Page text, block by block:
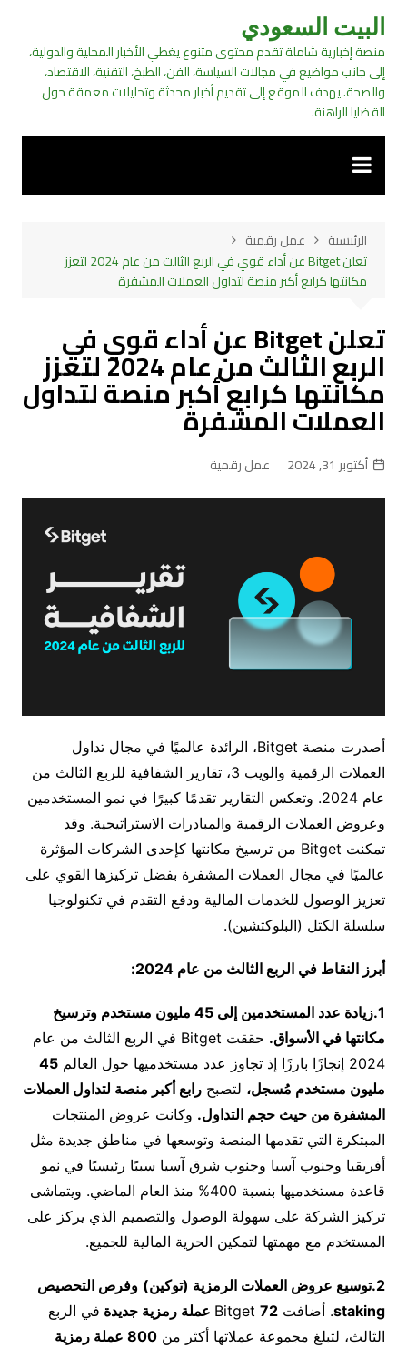
التجاوز
المحتوى
البيت السعودي
منصة إخبارية شاملة تقدم محتوى متنوع يغطي الأخبار المحلية والدولية،
إلى جانب مواضيع في مجالات السياسة، الفن، الطبخ، التقنية، الاقتصاد،
والصحة. يهدف الموقع إلى تقديم أخبار محدثة وتحليلات معمقة حول
القضايا الراهنة.
الرئيسية
عمل رقمية
تعلن Bitget عن أداء قوي في الربع الثالث من عام 2024 لتعزز
مكانتها كرابع أكبر منصة لتداول العملات المشفرة
تعلن Bitget عن أداء قوي في
الربع الثالث من عام 2024 لتعزز
مكانتها كرابع أكبر منصة لتداول
العملات المشفرة
أكتوبر 31, 2024 عمل رقمية
أصدرت منصة Bitget، الرائدة عالميًا في مجال تداول
العملات الرقمية والويب 3، تقارير الشفافية للربع الثالث من
عام 2024. وتعكس التقارير تقدمًا كبيرًا في نمو المستخدمين
وعروض العملات الرقمية والمبادرات الاستراتيجية. وقد
تمكنت Bitget من ترسيخ مكانتها كإحدى الشركات المؤثرة
عالميًا في مجال العملات المشفرة بفضل تركيزها القوي على
تعزيز الوصول للخدمات المالية ودفع التقدم في تكنولوجيا
سلسلة الكتل (البلوكتشين).
أبرز النقاط في الربع الثالث من عام 2024:
1.زيادة عدد المستخدمين إلى 45 مليون مستخدم وترسيخ
مكانتها في الأسواق.
حققت Bitget في الربع الثالث من عام
2024 إنجازًا بارزًا إذ تجاوز عدد مستخدميها حول العالم
45
مليون مستخدم مُسجل، لتصبح رابع أكبر منصة لتداول العملات
المشفرة من حيث حجم التداول. وكانت عروض المنتجات
المبتكرة التي تقدمها المنصة وتوسعها في مناطق جديدة مثل
أفريقيا وجنوب آسيا وجنوب شرق آسيا سببًا رئيسيًا في نمو
قاعدة مستخدميها بنسبة 400% منذ العام الماضي. ويتماشى
تركيز الشركة على سهولة الوصول والتصميم الذي يركز على
المستخدم مع مهمتها لتمكين الحرية المالية للجميع.
2.توسيع عروض العملات الرمزية ( توكين) وفرص التحصيص
staking. أضافت Bitget 72 عملة رمزية جديدة
في الربع
الثالث، لتبلغ مجموعة عملاتها أكثر من
800 عملة رمزية